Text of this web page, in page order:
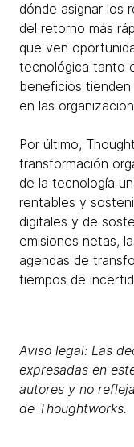
dónde asignar los
del retorno más
que ven
tecnológica tanto
beneficios
en las
Por último,
transformación
de la tecnología
rentables y
digitales y de
emisiones netas,
agendas de
tiempos de
Aviso legal: Las
expresadas en
autores y no
de Thoughtworks.